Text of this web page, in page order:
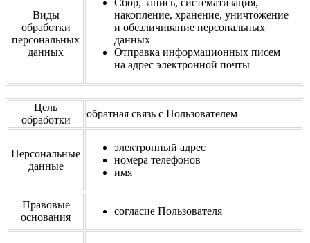
Виды
обработки
персональных
данных
Сбор, запись, систематизация,
накопление, хранение, уничтожение
и обезличивание персональных
данных
Отправка информационных писем
на адрес электронной почты
Цель
обработки
обратная связь с Пользователем
Персональные
данные
электронный адрес
номера телефонов
имя
Правовые
основания
согласие Пользователя